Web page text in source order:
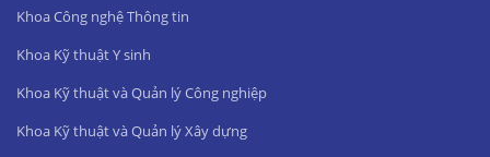
Khoa Công nghệ Thông tin
Khoa Kỹ thuật Y sinh
Khoa Kỹ thuật và Quản lý Công nghiệp
Khoa Kỹ thuật và Quản lý Xây dựng